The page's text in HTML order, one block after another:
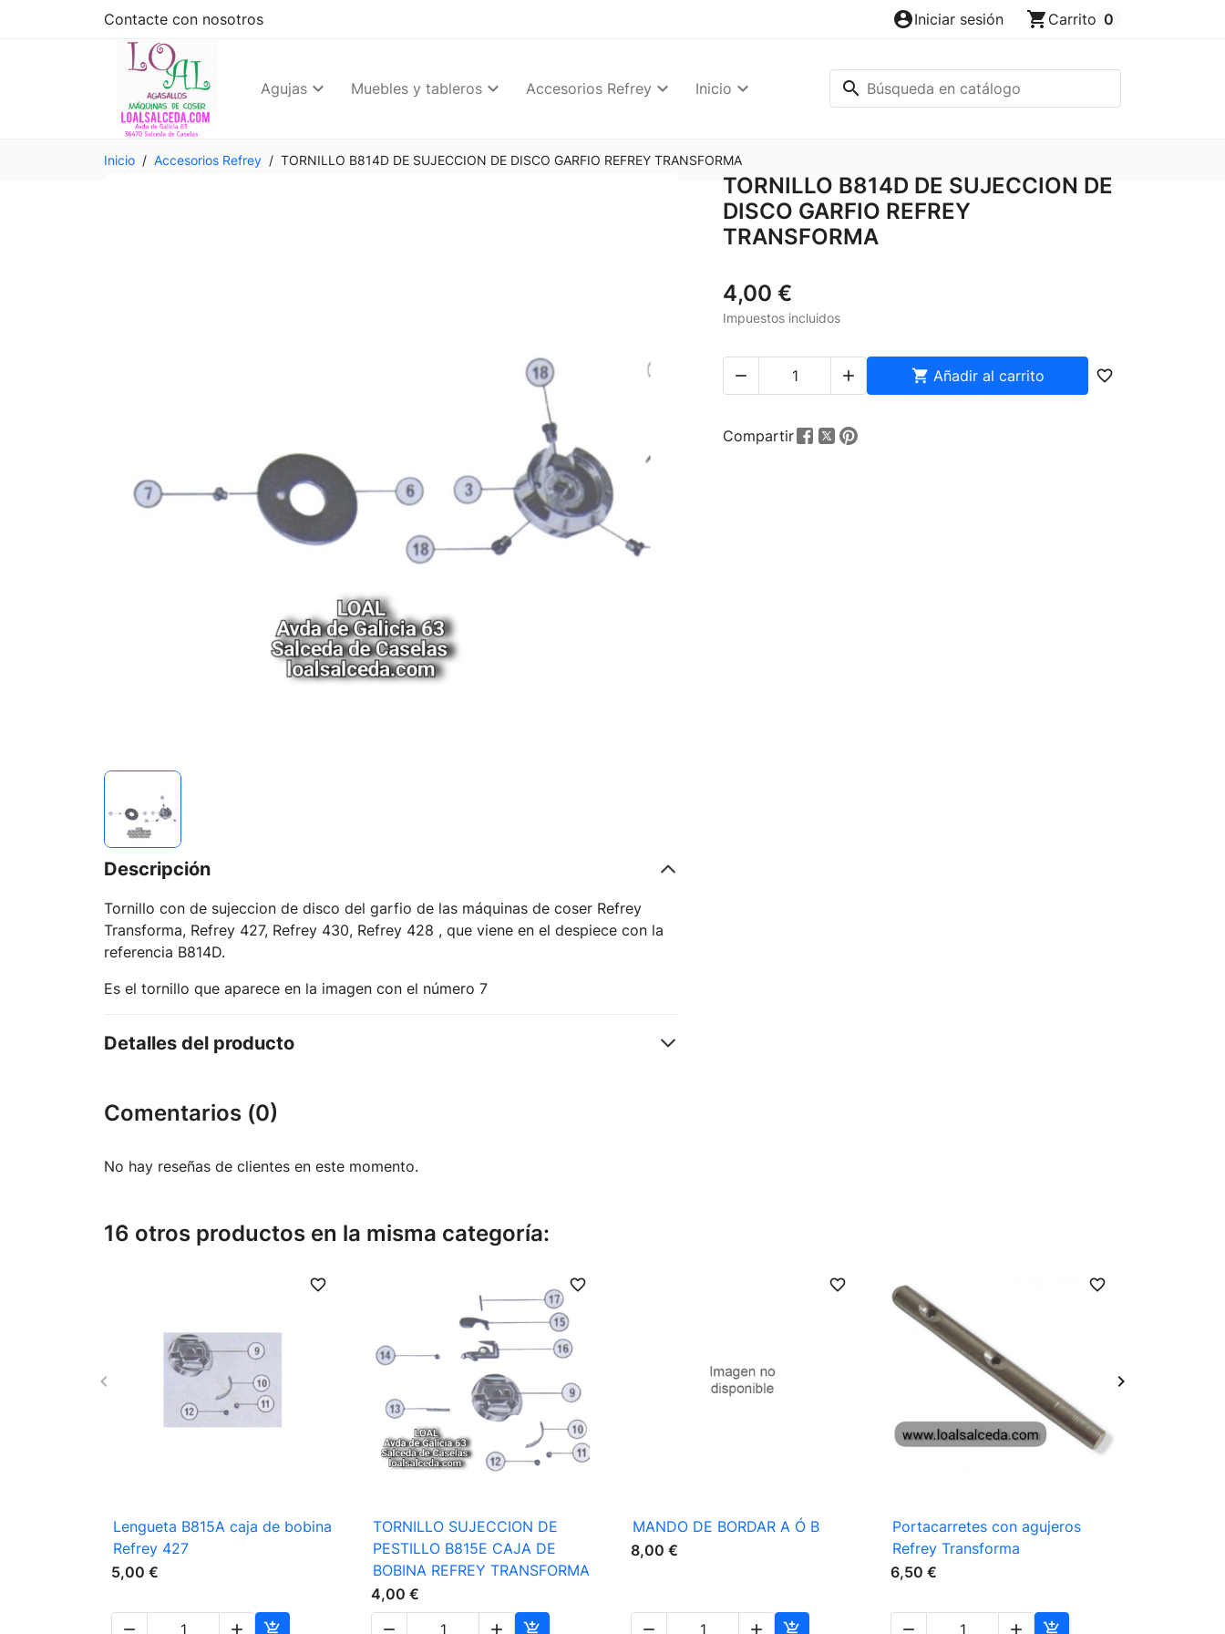
Contacte con nosotros account_circleIniciar sesión shopping_cart Carrito 0
Agujas Muebles y tableros Accesorios Refrey Inicio search
Inicio Accesorios Refrey TORNILLO B814D DE SUJECCION DE DISCO GARFIO REFREY TRANSFORMA
TORNILLO B814D DE SUJECCION DE
DISCO GARFIO REFREY
TRANSFORMA
4,00 €
Impuestos incluidos
   Añadir al carrito favorite_border
Compartir
Descripción
Tornillo con de sujeccion de disco del garfio de las máquinas de coser Refrey
Transforma, Refrey 427, Refrey 430, Refrey 428 , que viene en el despiece con la
referencia B814D.
Es el tornillo que aparece en la imagen con el número 7
Detalles del producto
Comentarios (0)
No hay reseñas de clientes en este momento.
16 otros productos en la misma categoría:
Vista rápida
favorite_border
Lengueta B815A caja de bobina
Refrey 427
5,00 €
  
Vista rápida
favorite_border
TORNILLO SUJECCION DE
PESTILLO B815E CAJA DE
BOBINA REFREY TRANSFORMA
4,00 €

 
Vista rápida
favorite_border
MANDO DE BORDAR A Ó B
8,00 €
  
Vista rápida
favorite_border
Portacarretes con agujeros
Refrey Transforma
6,50 €
  